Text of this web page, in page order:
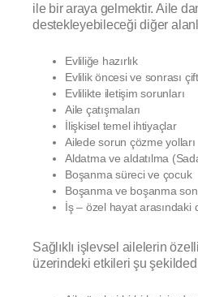
ile bir araya gelmektir. Aile
destekleyebileceği diğer
Evliliğe hazırlık
Evlilik öncesi ve sonrası
Evlilikte iletişim sorunları
Aile çatışmaları
İlişkisel temel ihtiyaçlar
Ailede sorun çözme yolları
Aldatma ve aldatılma
Boşanma süreci ve çocuk
Boşanma ve boşanma
İş – özel hayat
Sağlıklı işlevsel ailelerin
üzerindeki etkileri şu